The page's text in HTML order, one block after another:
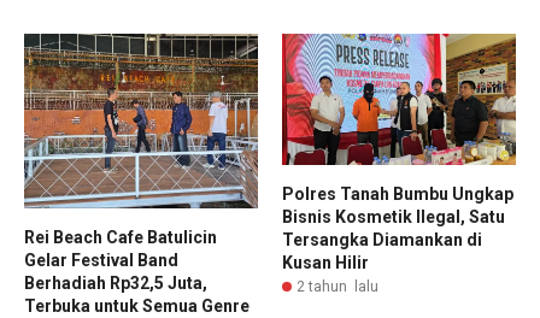
Rei Beach Cafe Batulicin
Gelar Festival Band
Berhadiah Rp32,5 Juta,
Terbuka untuk Semua Genre
Polres Tanah Bumbu Ungkap
Bisnis Kosmetik Ilegal, Satu
Tersangka Diamankan di
Kusan Hilir
2 tahun lalu